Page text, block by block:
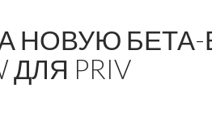
НОВУЮ
ДЛЯ PRIV